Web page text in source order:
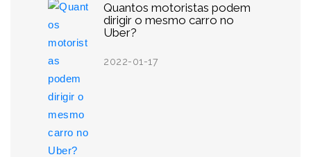
Quantos motoristas podem
dirigir o mesmo carro no
Uber?
2022-01-17